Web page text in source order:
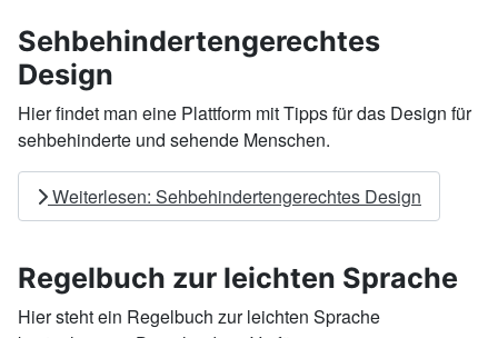
Sehbehindertengerechtes
Design
Hier findet man eine Plattform mit Tipps für das Design für
sehbehinderte und sehende Menschen.
Weiterlesen: Sehbehindertengerechtes Design
Regelbuch zur leichten Sprache
Hier steht ein Regelbuch zur leichten Sprache